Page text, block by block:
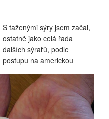
S taženými sýry jsem začal,
ostatně jako celá řada
dalších sýrařů, podle
postupu na americkou